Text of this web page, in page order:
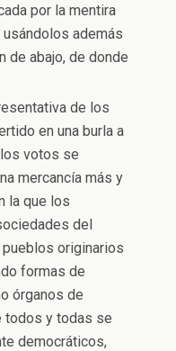
por la mentira
además
de abajo, de donde
de los
en una burla a
los votos se
mercancía más y
la que los
del
originarios
formas de
órganos de
todos y todas se
democráticos,